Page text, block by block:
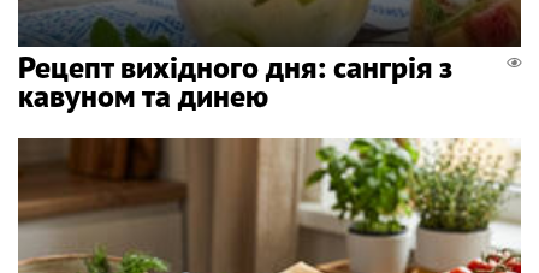
Рецепт вихідного дня: сангрія з
кавуном та динею